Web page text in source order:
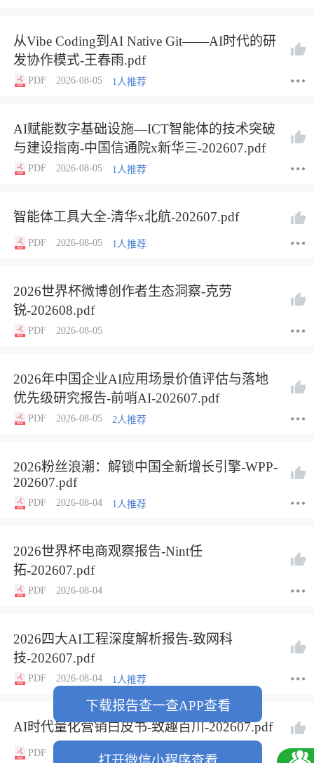
从Vibe Coding到AI Native Git——AI时代的研
发协作模式-王春雨.pdf
PDF 2026-08-05 1人推荐
AI赋能数字基础设施—ICT智能体的技术突破
与建设指南-中国信通院x新华三-202607.pdf
PDF 2026-08-05 1人推荐
智能体工具大全-清华x北航-202607.pdf
PDF 2026-08-05 1人推荐
2026世界杯微博创作者生态洞察-克劳
锐-202608.pdf
PDF 2026-08-05
2026年中国企业AI应用场景价值评估与落地
优先级研究报告-前哨AI-202607.pdf
PDF 2026-08-05 2人推荐
2026粉丝浪潮：解锁中国全新增长引擎-WPP-
202607.pdf
PDF 2026-08-04 1人推荐
2026世界杯电商观察报告-Nint任
拓-202607.pdf
PDF 2026-08-04
2026四大AI工程深度解析报告-致网科
技-202607.pdf
PDF 2026-08-04 1人推荐
AI时代量化营销白皮书-致趣百川-202607.pdf
PDF 2026-08-04 1人推荐
下载报告查一查APP查看